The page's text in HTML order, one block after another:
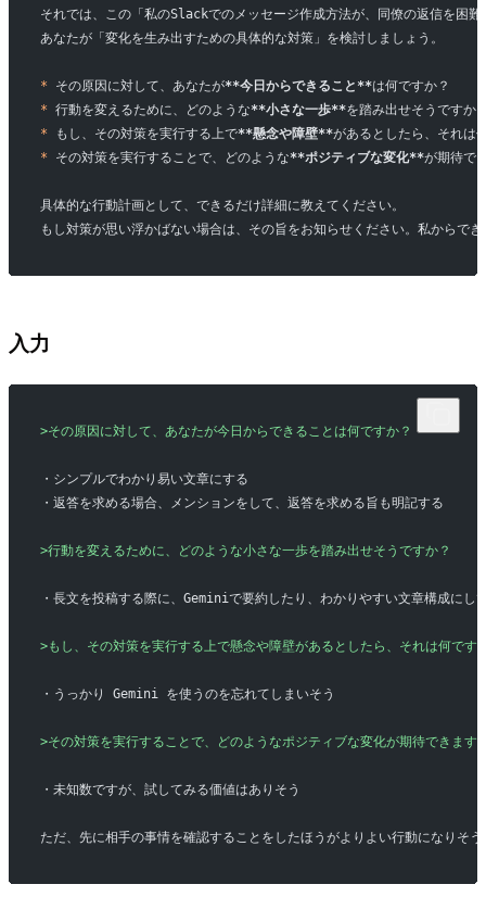
それでは、この「私のSlackでのメッセージ作成方法が、同僚の返信を困
あなたが「変化を生み出すための具体的な対策」を検討しましょう。
* その原因に対して、あなたが**今日からできること**は何ですか？
* 行動を変えるために、どのような**小さな一歩**を踏み出せそうですか
* もし、その対策を実行する上で**懸念や障壁**があるとしたら、それは
* その対策を実行することで、どのような**ポジティブな変化**が期待で
具体的な行動計画として、できるだけ詳細に教えてください。
もし対策が思い浮かばない場合は、その旨をお知らせください。私からで
入力
>その原因に対して、あなたが今日からできることは何ですか？
・シンプルでわかり易い文章にする
・返答を求める場合、メンションをして、返答を求める旨も明記する
>行動を変えるために、どのような小さな一歩を踏み出せそうですか？
・長文を投稿する際に、Geminiで要約したり、わかりやすい文章構成にし
>もし、その対策を実行する上で懸念や障壁があるとしたら、それは何です
・うっかり Gemini を使うのを忘れてしまいそう
>その対策を実行することで、どのようなポジティブな変化が期待できます
・未知数ですが、試してみる価値はありそう
ただ、先に相手の事情を確認することをしたほうがよりよい行動になりそう